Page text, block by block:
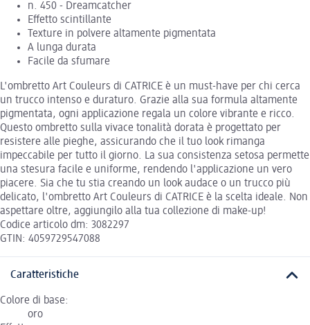
n. 450 - Dreamcatcher
Effetto scintillante
Texture in polvere altamente pigmentata
A lunga durata
Facile da sfumare
L'ombretto Art Couleurs di CATRICE è un must-have per chi cerca
un trucco intenso e duraturo. Grazie alla sua formula altamente
pigmentata, ogni applicazione regala un colore vibrante e ricco.
Questo ombretto sulla vivace tonalità dorata è progettato per
resistere alle pieghe, assicurando che il tuo look rimanga
impeccabile per tutto il giorno. La sua consistenza setosa permette
una stesura facile e uniforme, rendendo l'applicazione un vero
piacere. Sia che tu stia creando un look audace o un trucco più
delicato, l'ombretto Art Couleurs di CATRICE è la scelta ideale. Non
aspettare oltre, aggiungilo alla tua collezione di make-up!
Codice articolo dm: 3082297
GTIN: 4059729547088
Caratteristiche
Colore di base:
oro